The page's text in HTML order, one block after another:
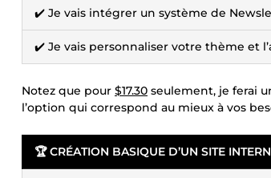
✔️ Je vais intégrer un système de
✔️ Je vais personnaliser votre thème et
Notez que pour $17.30 seulement, je ferai
l’option qui correspond au mieux à vos
🏆 CRÉATION BASIQUE D’UN SITE